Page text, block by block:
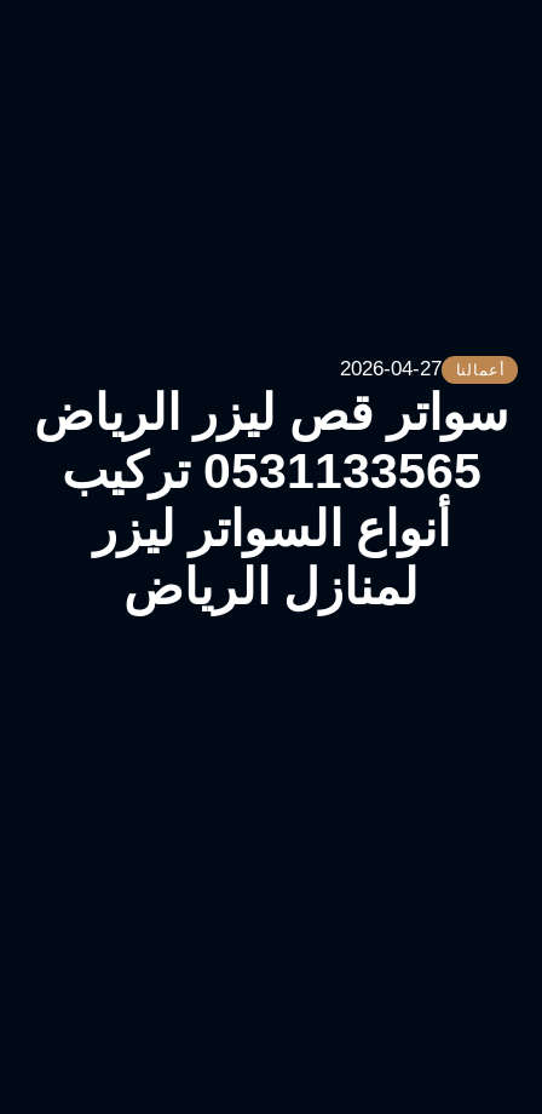
أعمالنا 2026-04-27
سواتر قص ليزر الرياض
0531133565 تركيب
أنواع السواتر ليزر
لمنازل الرياض